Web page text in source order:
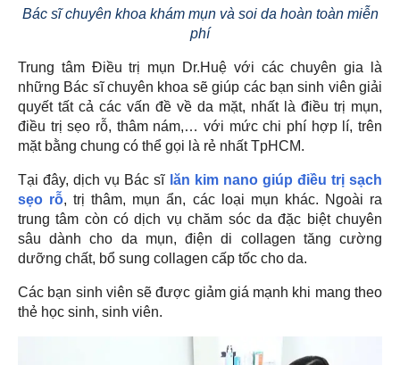
Bác sĩ chuyên khoa khám mụn và soi da hoàn toàn miễn
phí
Trung tâm Điều trị mụn Dr.Huệ với các chuyên gia là
những Bác sĩ chuyên khoa sẽ giúp các bạn sinh viên giải
quyết tất cả các vấn đề về da mặt, nhất là điều trị mụn,
điều trị sẹo rỗ, thâm nám,… với mức chi phí hợp lí, trên
mặt bằng chung có thể gọi là rẻ nhất TpHCM.
Tại đây, dịch vụ Bác sĩ lăn kim nano giúp điều trị sạch
sẹo rỗ, trị thâm, mụn ẩn, các loại mụn khác. Ngoài ra
trung tâm còn có dịch vụ chăm sóc da đặc biệt chuyên
sâu dành cho da mụn, điện di collagen tăng cường
dưỡng chất, bổ sung collagen cấp tốc cho da.
Các bạn sinh viên sẽ được giảm giá mạnh khi mang theo
thẻ học sinh, sinh viên.